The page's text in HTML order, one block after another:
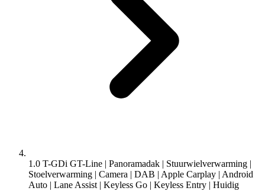
1.0 T-GDi GT-Line | Panoramadak | Stuurwielverwarming |
Stoelverwarming | Camera | DAB | Apple Carplay | Android
Auto | Lane Assist | Keyless Go | Keyless Entry | Huidig